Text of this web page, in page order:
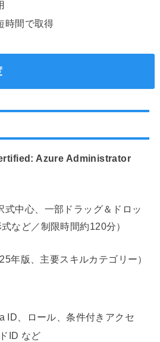
時間で取得
Azure Administrator
式中心、一部ドラッグ＆ドロッ
など／制限時間約120分）
年版、主要スキルカテゴリー）
ID、ロール、条件付きアクセ
ID など